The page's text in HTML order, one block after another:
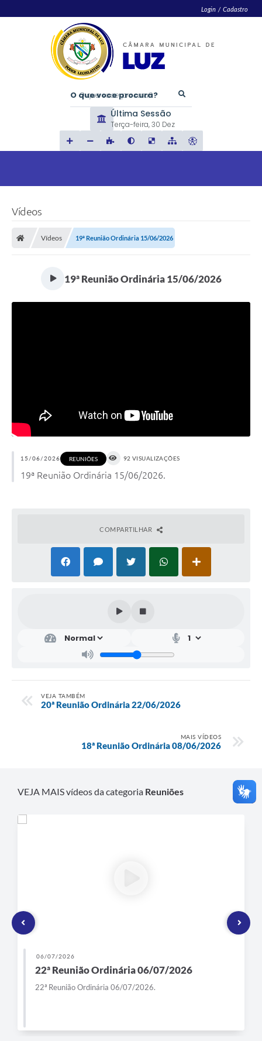
Login / Cadastro
O que voce procura?
Última Sessão
Terça-feira 30 Dez
Vídeos
Vídeos 19ª Reunião Ordinária 15/06/2026
19ª Reunião Ordinária 15/06/2026
15/06/2026 REUNIÕES 92 VISUALIZAÇÕES
19ª Reunião Ordinária 15/06/2026.
COMPARTILHAR
VEJA TAMBÉM
20ª Reunião Ordinária 22/06/2026
MAIS VÍDEOS
18ª Reunião Ordinária 08/06/2026
VEJA MAIS vídeos da categoria Reuniões
06/07/2026
22ª Reunião Ordinária 06/07/2026
22ª Reunião Ordinária 06/07/2026.